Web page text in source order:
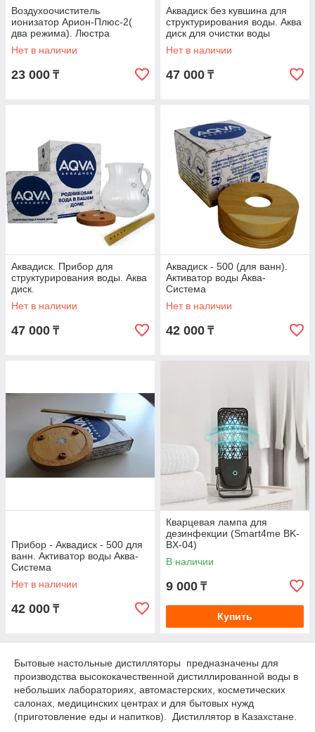
Воздухоочиститель
ионизатор Арион-Плюс-2(
два режима). Люстра
Чижевского. Ионизатор
Нет в наличии
23 000 ₸
Аквадиск без кувшина для
структурирования воды. Аква
диск для очистки воды
Нет в наличии
47 000 ₸
Аквадиск. Прибор для
структурирования воды. Аква
диск.
Нет в наличии
47 000 ₸
Аквадиск - 500 (для ванн).
Активатор воды Аква-
Система
Нет в наличии
42 000 ₸
Прибор - Аквадиск - 500 для
ванн. Активатор воды Аква-
Система
Нет в наличии
42 000 ₸
Кварцевая лампа для
дезинфекции (Smart4me BK-
BX-04)
В наличии
9 000 ₸
Купить
Бытовые настольные дистилляторы предназначены для
производства высококачественной дистиллированной воды в
небольших лабораториях, автомастерских, косметических
салонах, медицинских центрах и для бытовых нужд
(приготовление еды и напитков). Дистиллятор в Казахстане.